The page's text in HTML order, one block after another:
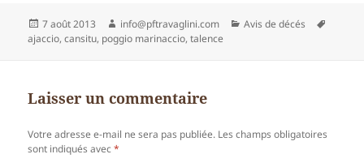
Publié
le
7 août 2013 Auteur
info@pftravaglini.com Catégories
Avis de décés
ajaccio,cansitu, poggio marinaccio,talence
Laisser un commentaire
Votre adresse e-mail ne sera pas publiée. Les champs obligatoires
sont indiqués avec*